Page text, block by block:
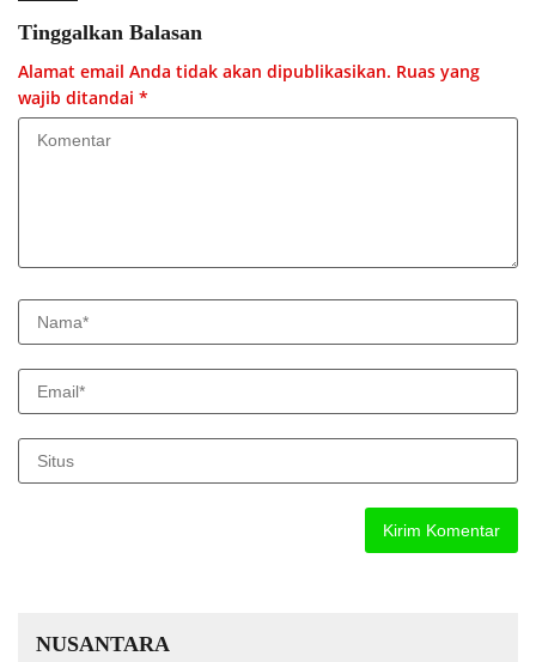
Tinggalkan Balasan
Alamat email Anda tidak akan dipublikasikan. Ruas yang
wajib ditandai *
NUSANTARA